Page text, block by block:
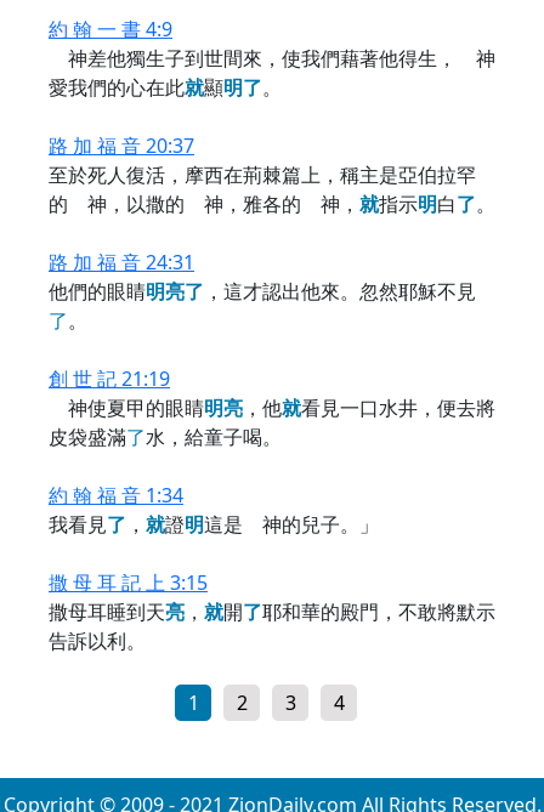
約 翰 一 書 4:9
神差他獨生子到世間來，使我們藉著他得生， 神
愛我們的心在此就顯明了。
路 加 福 音 20:37
至於死人復活，摩西在荊棘篇上，稱主是亞伯拉罕
的 神，以撒的 神，雅各的 神， 就指示明白了。
路 加 福 音 24:31
他們的眼睛明亮了 ，這才認出他來。忽然耶穌不見
了。
創 世 記 21:19
神使夏甲的眼睛明亮 ，他就看見一口水井，便去將
皮袋盛滿了水，給童子喝。
約 翰 福 音 1:34
我看見了 ， 就證明這是 神的兒子。」
撒 母 耳 記 上 3:15
撒母耳睡到天亮 ， 就開了耶和華的殿門，不敢將默示
告訴以利。
1 2 3 4
Copyright © 2009 - 2021 ZionDaily.com All Rights Reserved.